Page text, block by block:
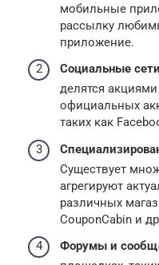
мобильные
рассылку
приложение.
Социальные сети
делятся
официальных
таких как
Существует
агрегируют
различных
CouponCabin и
Форумы и